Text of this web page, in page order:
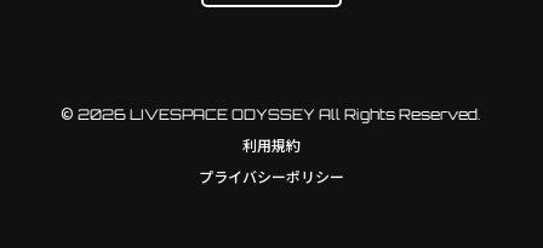
© 2026 LIVESPACE ODYSSEY All Rights Reserved.
利用規約
プライバシーポリシー